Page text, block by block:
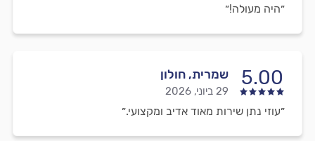
״היה מעולה!״
5.00 שמרית, חולון
29 ביוני, 2026
״עוזי נתן שירות מאוד אדיב ומקצועי.״